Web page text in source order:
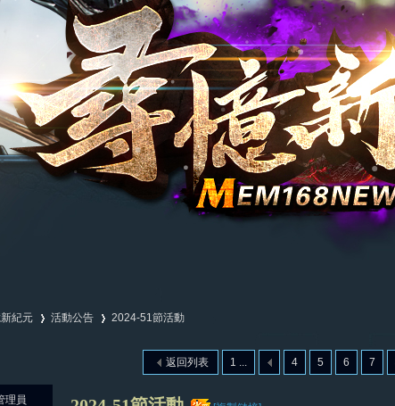
紀元 活動公告 2024-51節活動
1 ... 4 5 6 7
返回列表
理員